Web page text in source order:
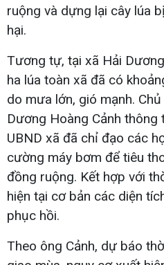
ruộng và dựng lại cây lúa
hại.
Tương tự, tại xã Hải
ha lúa toàn xã đã có
do mưa lớn, gió mạnh.
Dương Hoàng Cảnh thông
UBND xã đã chỉ đạo các
cường máy bơm để tiêu
đồng ruộng. Kết hợp với
hiện tại cơ bản các diện
phục hồi.
Theo ông Cảnh, dự báo